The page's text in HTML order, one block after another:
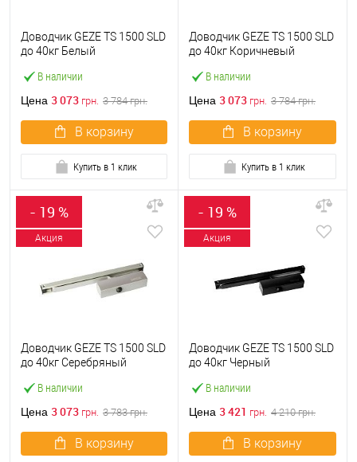
В наличии
Доводчик GEZE TS 1500 SLD
до 40кг Белый
Цена 3 073 грн. 3 784грн.
В корзину
Купить в 1 клик
В наличии
Доводчик GEZE TS 1500 SLD
до 40кг Коричневый
Цена 3 073 грн. 3 784грн.
В корзину
Купить в 1 клик
- 19 %
Акция
В наличии
Доводчик GEZE TS 1500 SLD
до 40кг Серебряный
Цена 3 073 грн. 3 783грн.
В корзину
- 19 %
Акция
В наличии
Доводчик GEZE TS 1500 SLD
до 40кг Черный
Цена 3 421 грн. 4 210грн.
В корзину